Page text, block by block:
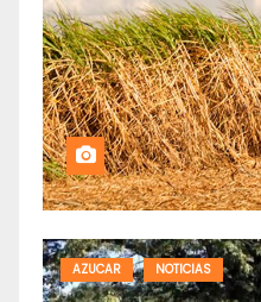
AZUCAR NOTICIAS